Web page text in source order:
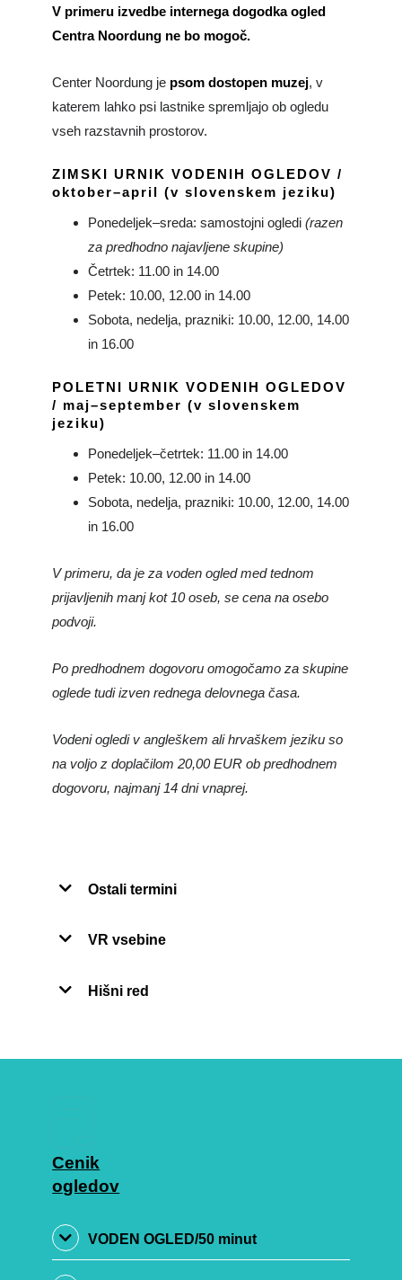
V primeru izvedbe internega dogodka ogled
Centra Noordung ne bo mogoč.
Center Noordung je psom dostopen muzej, v
katerem lahko psi lastnike spremljajo ob ogledu
vseh razstavnih prostorov.
ZIMSKI URNIK VODENIH OGLEDOV /
oktober–april (v slovenskem jeziku)
Ponedeljek–sreda: samostojni ogledi(razen
za predhodno najavljene skupine)
Četrtek: 11.00 in 14.00
Petek: 10.00, 12.00 in 14.00
Sobota, nedelja, prazniki: 10.00, 12.00, 14.00
in 16.00
POLETNI URNIK VODENIH OGLEDOV
/ maj–september (v slovenskem
jeziku)
Ponedeljek–četrtek: 11.00 in 14.00
Petek: 10.00, 12.00 in 14.00
Sobota, nedelja, prazniki: 10.00, 12.00, 14.00
in 16.00
V primeru, da je za voden ogled med tednom
prijavljenih manj kot 10 oseb, se cena na osebo
podvoji.
Po predhodnem dogovoru omogočamo za skupine
oglede tudi izven rednega delovnega časa.
Vodeni ogledi v angleškem ali hrvaškem jeziku so
na voljo z doplačilom 20,00 EUR ob predhodnem
dogovoru, najmanj 14 dni vnaprej.
Ostali termini
VR vsebine
Hišni red
Cenik
ogledov
VODEN OGLED/50 minut